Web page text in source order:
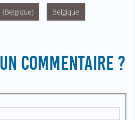
(Belgique) Belgique
COMMENTAIRE ?